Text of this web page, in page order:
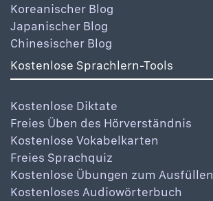
Koreanischer Blog
Japanischer Blog
Chinesischer Blog
Kostenlose Sprachlern-Tools
Kostenlose Diktate
Freies Üben des Hörverständnis
Kostenlose Vokabelkarten
Freies Sprachquiz
Kostenlose Übungen zum Ausfüllen
Kostenloses Audiowörterbuch